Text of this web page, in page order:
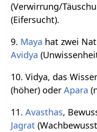
(Verwirrung/
(Eifersucht).
9. Maya hat zwei
Avidya
10. Vidya, das
(höher) oderApara
11.Avasthas,
Jagrat